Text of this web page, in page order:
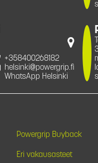
+358400268182
helsinki@powergrip.fi
WhatsApp Helsinki
Powergrip Buyback
Eri vakausasteet